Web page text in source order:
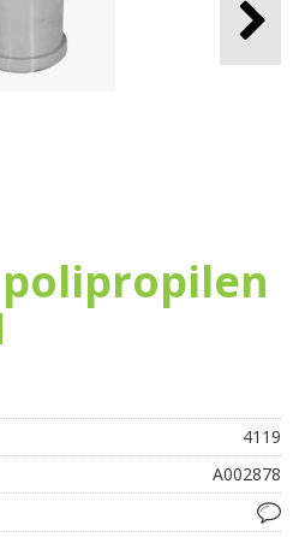
polipropilen
4119
A002878